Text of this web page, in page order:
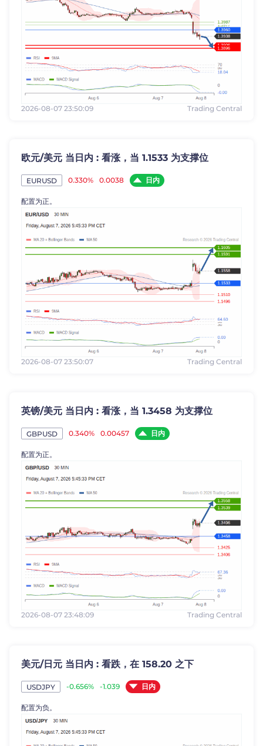
2026-08-07 23:50:09 Trading Central
欧元/美元 当日内 : 看涨，当 1.1533 为支撑位
EURUSD 0.330% 0.0038 日内
配置为正。
2026-08-07 23:50:07 Trading Central
英镑/美元 当日内 : 看涨，当 1.3458 为支撑位
GBPUSD 0.340% 0.00457 日内
配置为正。
2026-08-07 23:48:09 Trading Central
美元/日元 当日内 : 看跌，在 158.20 之下
USDJPY -0.656% -1.039 日内
配置为负。